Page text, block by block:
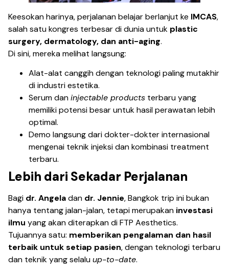
Keesokan harinya, perjalanan belajar berlanjut ke IMCAS,
salah satu kongres terbesar di dunia untuk plastic
surgery, dermatology, dan anti-aging.
Di sini, mereka melihat langsung:
Alat-alat canggih dengan teknologi paling mutakhir
di industri estetika.
Serum daninjectable products terbaru yang
memiliki potensi besar untuk hasil perawatan lebih
optimal.
Demo langsung dari dokter-dokter internasional
mengenai teknik injeksi dan kombinasi treatment
terbaru.
Lebih dari Sekadar Perjalanan
Bagi dr. Angeladan dr. Jennie, Bangkok trip ini bukan
hanya tentang jalan-jalan, tetapi merupakan investasi
ilmu yang akan diterapkan di FTP Aesthetics.
Tujuannya satu: memberikan pengalaman dan hasil
terbaik untuk setiap pasien, dengan teknologi terbaru
dan teknik yang selaluup-to-date.